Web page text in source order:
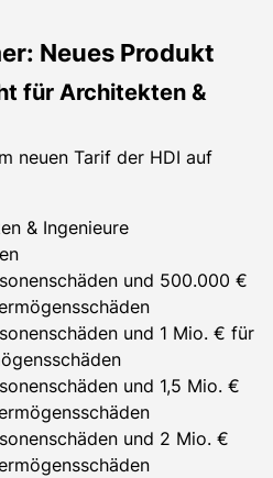
Neues Produkt
für Architekten &
neuen Tarif der HDI auf
& Ingenieure
und 500.000 €
und 1 Mio. € für
und 1,5 Mio. €
und 2 Mio. €